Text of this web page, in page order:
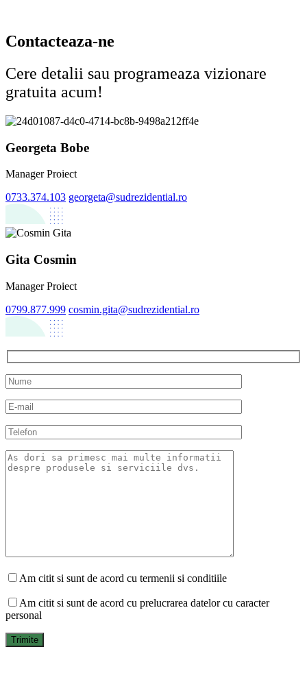
Contacteaza-ne
Cere detalii sau programeaza vizionare
gratuita acum!
Georgeta Bobe
Manager Proiect
0733.374.103 georgeta@sudrezidential.ro
Gita Cosmin
Manager Proiect
0799.877.999 cosmin.gita@sudrezidential.ro
Am citit si sunt de acord cu termenii si conditiile
Am citit si sunt de acord cu prelucrarea datelor cu caracter
personal